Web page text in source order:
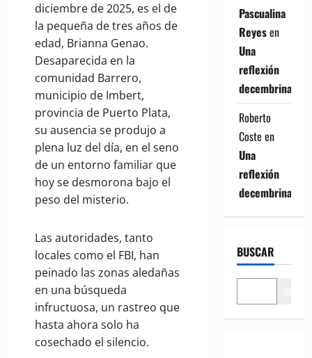
diciembre de 2025, es el de
la pequeña de tres años de
edad, Brianna Genao.
Desaparecida en la
comunidad Barrero,
municipio de Imbert,
provincia de Puerto Plata,
su ausencia se produjo a
plena luz del día, en el seno
de un entorno familiar que
hoy se desmorona bajo el
peso del misterio.
Las autoridades, tanto
locales como el FBI, han
peinado las zonas aledañas
en una búsqueda
infructuosa, un rastreo que
hasta ahora solo ha
cosechado el silencio.
Pascualina
Reyesen
Una
reflexión
decembrina
Roberto
Coste en
Una
reflexión
decembrina
BUSCAR